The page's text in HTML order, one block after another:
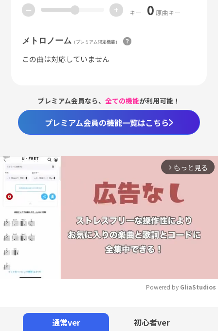
ー + キー 0 原曲キー
メトロノーム （プレミアム限定機能）
この曲は対応していません
プレミアム会員なら、全ての機能が利用可能！
プレミアム会員の機能一覧はこちら
arrow_forward_ios もっと見る
Powered by GliaStudios
通常ver 初心者ver